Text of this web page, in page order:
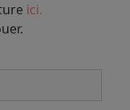
ici.